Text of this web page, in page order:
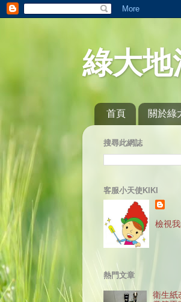
綠大地
首頁 關於綠
搜尋此網誌
客服小天使KIKI
檢視
熱門文章
衛生紙